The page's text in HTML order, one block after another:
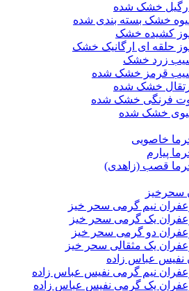
خشک شده
خشک بسته بندی شده
کشیده خشک
حلقه ای ارگانیک خشک
زرد خشک
قرمز خشک شده
خشک شده
فرنگی خشک شده
خشک شده
خاصویی
پیارم
قصب (زاهدی)
سحرخیز
نیم گرمی سحر خیز
یک گرمی سحر خیز
دو گرمی سحر خیز
یک مثقالی سحر خیز
نفیس عباس زاده
نیم گرمی نفیس عباس زاده
یک گرمی نفیس عباس زاده